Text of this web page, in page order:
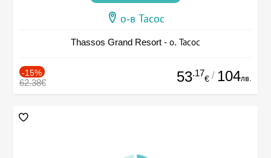
о-в Тасос
Thassos Grand Resort - о. Тасос
-15%
62.38€ 53.17
€ / 104лв.